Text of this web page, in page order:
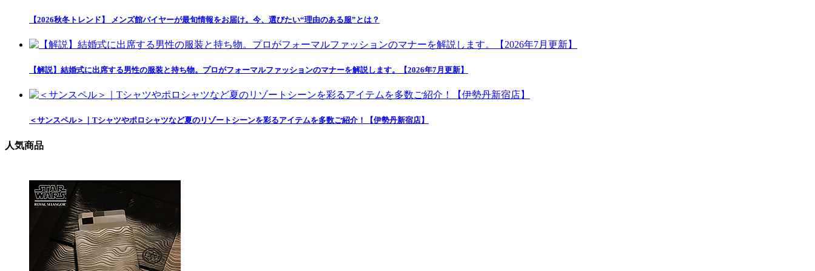
【2026秋冬トレンド】 メンズ館バイヤーが最旬情報をお届け。今、選びたい“理由のある服”とは？
【解説】結婚式に出席する男性の服装と持ち物。プロがフォーマルファッションのマナーを解説します。【2026年7月更新】
＜サンスペル＞｜Tシャツやポロシャツなど夏のリゾートシーンを彩るアイテムを多数ご紹介！【伊勢丹新宿店】
人気商品